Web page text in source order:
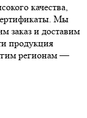
качества,
Мы
заказ и доставим
продукция
регионам —